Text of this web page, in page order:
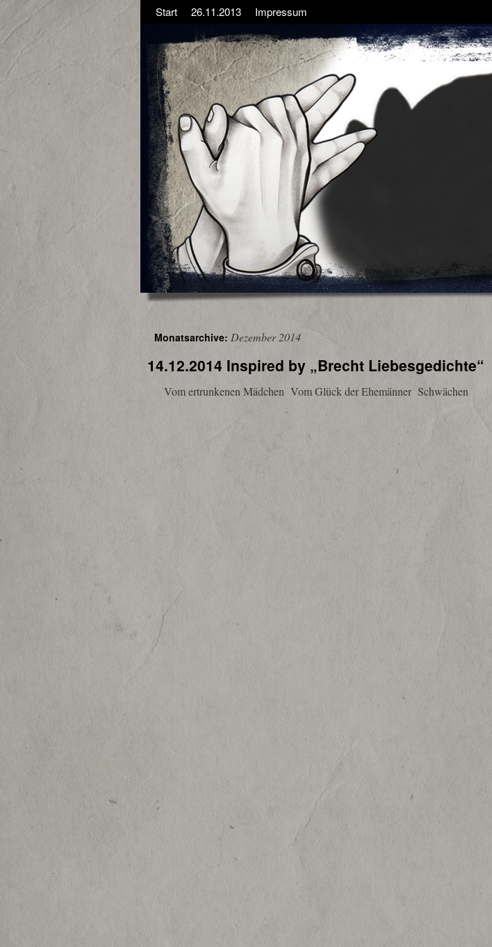
Start 26.11.2013 Impressum
Monatsarchive: Dezember 2014
14.12.2014 Inspired by „Brecht Liebesgedichte“
Vom ertrunkenen Mädchen Vom Glück der Ehemänner Schwächen